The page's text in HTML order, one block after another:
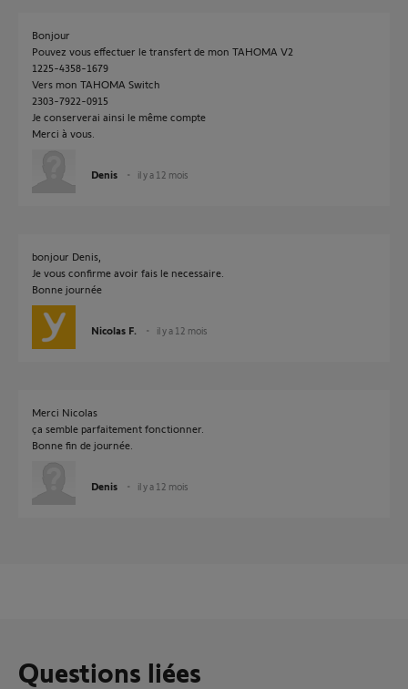
Bonjour
Pouvez vous effectuer le transfert de mon TAHOMA V2
1225-4358-1679
Vers mon TAHOMA Switch
2303-7922-0915
Je conserverai ainsi le même compte
Merci à vous.
Denis il y a 12 mois
bonjour Denis,
Je vous confirme avoir fais le necessaire.
Bonne journée
Nicolas F. il y a 12 mois
Merci Nicolas
ça semble parfaitement fonctionner.
Bonne fin de journée.
Denis il y a 12 mois
Questions liées